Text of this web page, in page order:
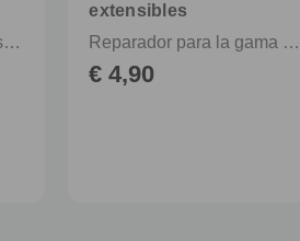
Conector para mangueras extensibles con empalmes rápidos
extensibles
Reparador para la gama FITT Ikon y FITT Yoyo
€ 4,90